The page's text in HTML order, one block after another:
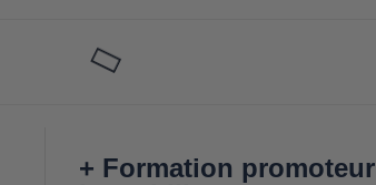
+ Formation promoteur